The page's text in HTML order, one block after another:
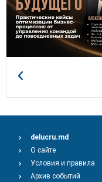
delucru.md
О сайте
Условия и правила
Архив событий